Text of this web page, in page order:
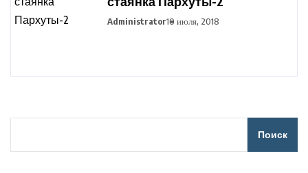
Administrator10 июля, 2018
Поиск